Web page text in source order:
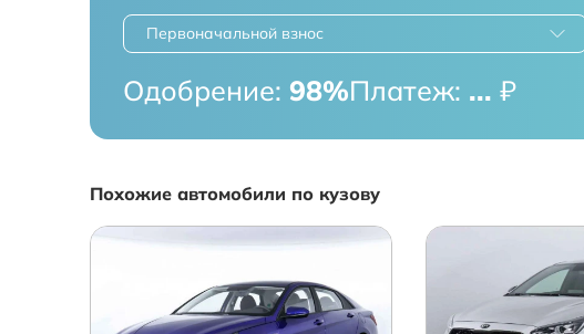
Первоначальной взнос
Одобрение: 98%Платеж: ... ₽
Похожие автомобили по кузову